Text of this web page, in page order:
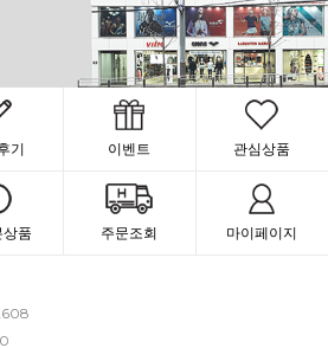
기 이벤트 관심상품
상품 주문조회 마이페이지